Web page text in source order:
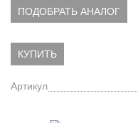
ПОДОБРАТЬ АНАЛОГ
КУПИТЬ
Артикул